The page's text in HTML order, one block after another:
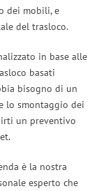
dei mobili, e
del trasloco.
in base alle
basati
bisogno di un
lo smontaggio dei
un preventivo
è la nostra
esperto che